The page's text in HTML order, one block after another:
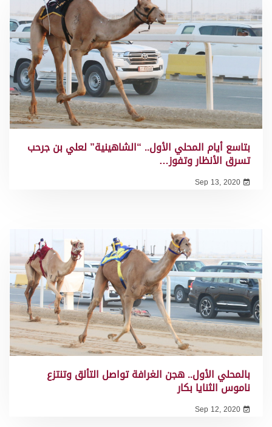
بتاسع أيام المحلي الأول.. “الشاهينية” لعلي بن جرحب
تسرق الأنظار وتفوز…
Sep 13, 2020
بالمحلي الأول.. هجن الغرافة تواصل التألق وتنتزع
ناموس الثنايا بكار
Sep 12, 2020